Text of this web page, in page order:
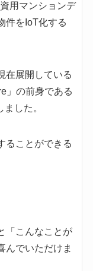
用マンションデ
件をIoT化する
在展開している
」の前身である
した。
ることができる
「こんなことが
んでいただけま